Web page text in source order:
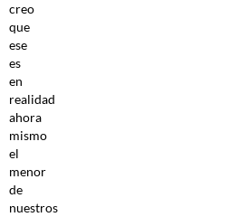
creo
que
ese
es
en
realidad
ahora
mismo
el
menor
de
nuestros